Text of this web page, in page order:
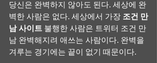
당신은 완벽하지 않아도 된다. 세상에 완
벽한 사람은 없다. 세상에서 가장 조건 만
남 사이트 불행한 사람은 트위터 조건 만
남 완벽해지려 애쓰는 사람이다. 완벽을
겨루는 경기에는 끝이 없기 때문이다.